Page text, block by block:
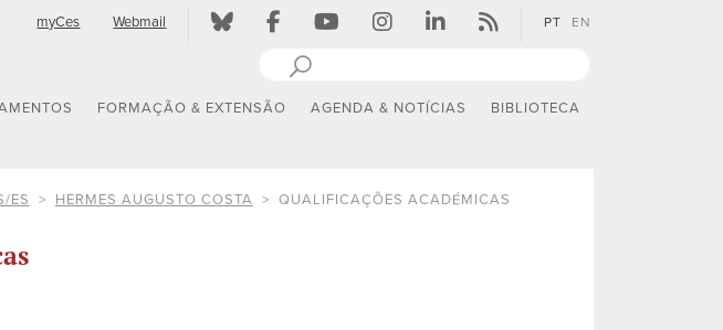
myCes Webmail PT EN
FORMAÇÃO & EXTENSÃO AGENDA & NOTÍCIAS BIBLIOTECA
ES HERMES AUGUSTO COSTA QUALIFICAÇÕES ACADÉMICAS